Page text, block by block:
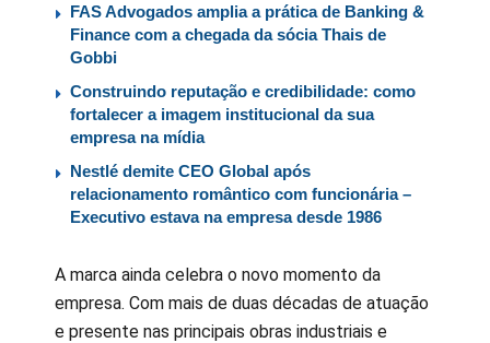
FAS Advogados amplia a prática de Banking &
Finance com a chegada da sócia Thais de
Gobbi
Construindo reputação e credibilidade: como
fortalecer a imagem institucional da sua
empresa na mídia
Nestlé demite CEO Global após
relacionamento romântico com funcionária –
Executivo estava na empresa desde 1986
A marca ainda celebra o novo momento da
empresa. Com mais de duas décadas de atuação
e presente nas principais obras industriais e